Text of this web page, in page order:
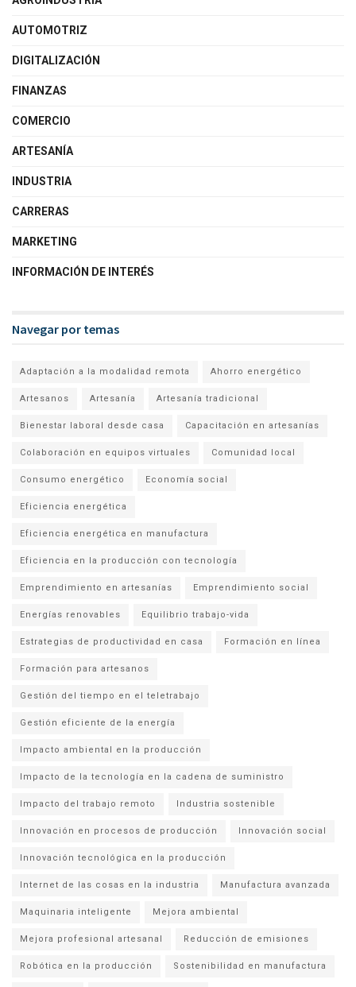
AUTOMOTRIZ
DIGITALIZACIÓN
FINANZAS
COMERCIO
ARTESANÍA
INDUSTRIA
CARRERAS
MARKETING
INFORMACIÓN DE INTERÉS
Navegar por temas
Adaptación a la modalidad remota Ahorro energético
Artesanos Artesanía Artesanía tradicional
Bienestar laboral desde casa Capacitación en artesanías
Colaboración en equipos virtuales Comunidad local
Consumo energético Economía social
Eficiencia energética
Eficiencia energética en manufactura
Eficiencia en la producción con tecnología
Emprendimiento en artesanías Emprendimiento social
Energías renovables Equilibrio trabajo-vida
Estrategias de productividad en casa Formación en línea
Formación para artesanos
Gestión del tiempo en el teletrabajo
Gestión eficiente de la energía
Impacto ambiental en la producción
Impacto de la tecnología en la cadena de suministro
Impacto del trabajo remoto Industria sostenible
Innovación en procesos de producción Innovación social
Innovación tecnológica en la producción
Internet de las cosas en la industria Manufactura avanzada
Maquinaria inteligente Mejora ambiental
Mejora profesional artesanal Reducción de emisiones
Robótica en la producción Sostenibilidad en manufactura